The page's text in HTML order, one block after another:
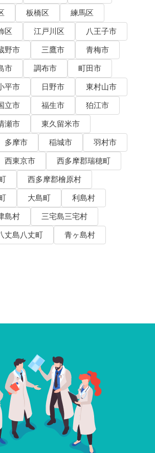
板橋区
練馬区
区 江戸川区
八王子市
野市 三鷹市
青梅市
市 調布市
町田市
平市 日野市
東村山市
立市 福生市
狛江市
瀬市
東久留米市
多摩市 稲城市
羽村市
西東京市
西多摩郡瑞穂町
西多摩郡檜原村
大島町
利島村
島村
三宅島三宅村
丈島八丈町
青ヶ島村